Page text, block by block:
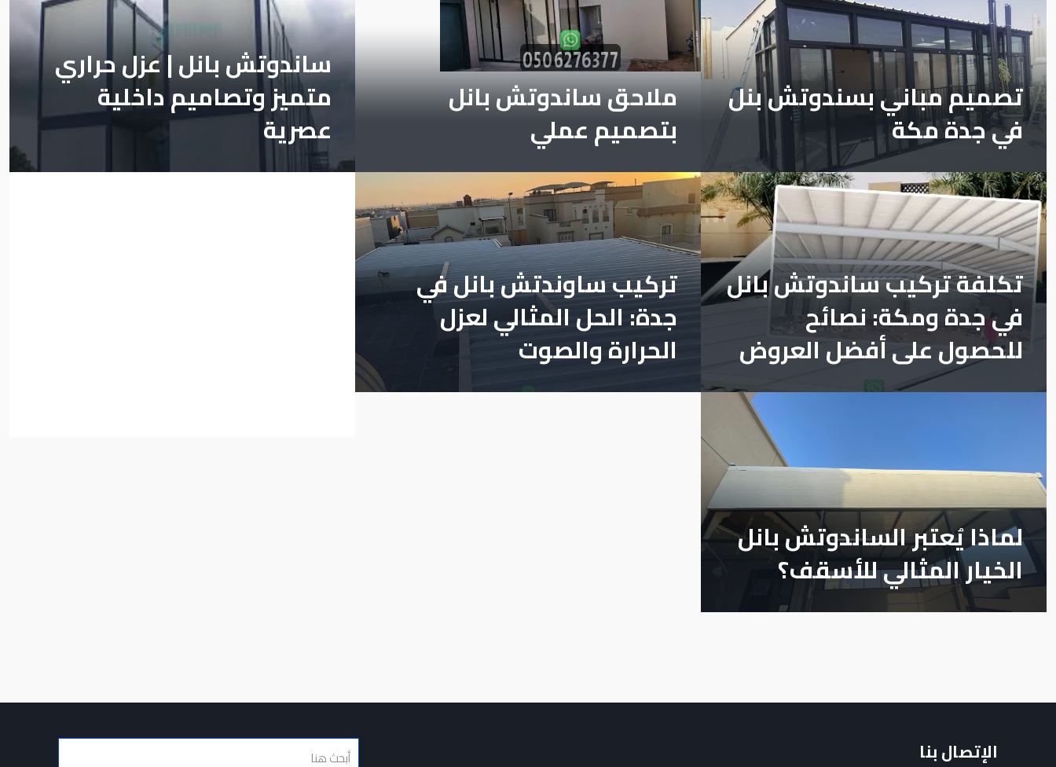
تصميم مباني بسندوتش بنل
في جدة مكة
ملاحق ساندوتش بانل
بتصميم عملي
ساندوتش بانل | عزل حراري
متميز وتصاميم داخلية
عصرية
تكلفة تركيب ساندوتش بانل
في جدة ومكة: نصائح
للحصول على أفضل العروض
تركيب ساوندتش بانل في
جدة: الحل المثالي لعزل
الحرارة والصوت
لماذا يُعتبر الساندوتش بانل
الخيار المثالي للأسقف؟
الإتصال بنا